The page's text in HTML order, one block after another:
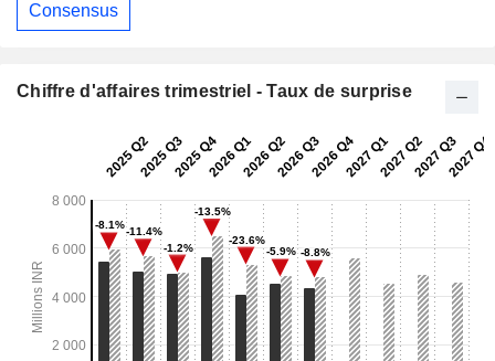
Consensus
Chiffre d'affaires trimestriel - Taux de surprise